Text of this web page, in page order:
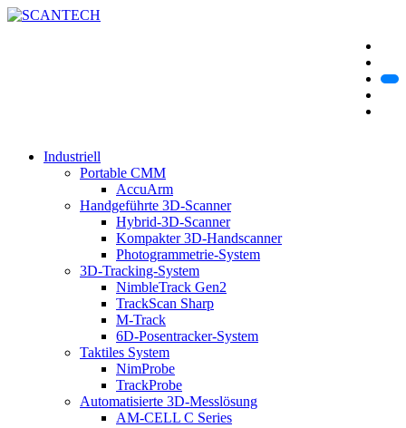
Industriell
Portable CMM
AccuArm
Handgeführte 3D-Scanner
Hybrid-3D-Scanner
Kompakter 3D-Handscanner
Photogrammetrie-System
3D-Tracking-System
NimbleTrack Gen2
TrackScan Sharp
M-Track
6D-Posentracker-System
Taktiles System
NimProbe
TrackProbe
Automatisierte 3D-Messlösung
AM-CELL C Series